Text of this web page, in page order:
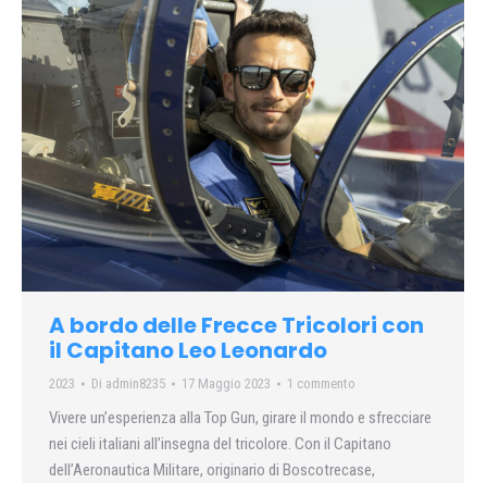
A bordo delle Frecce Tricolori con
il Capitano Leo Leonardo
2023 Di admin8235 17 Maggio 2023 1 commento
Vivere un’esperienza alla Top Gun, girare il mondo e sfrecciare
nei cieli italiani all’insegna del tricolore. Con il Capitano
dell’Aeronautica Militare, originario di Boscotrecase,